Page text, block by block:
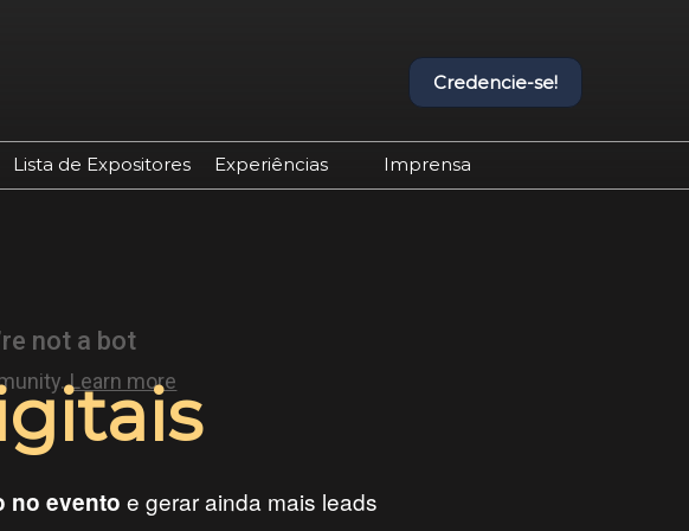
Credencie-se!
Lista de Expositores
Experiências
Imprensa
no evento e gerar ainda mais leads